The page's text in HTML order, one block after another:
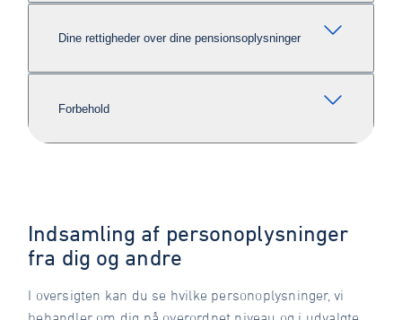
Dine rettigheder over dine pensionsoplysninger
Forbehold
Indsamling af personoplysninger
fra dig og andre
I oversigten kan du se hvilke personoplysninger, vi